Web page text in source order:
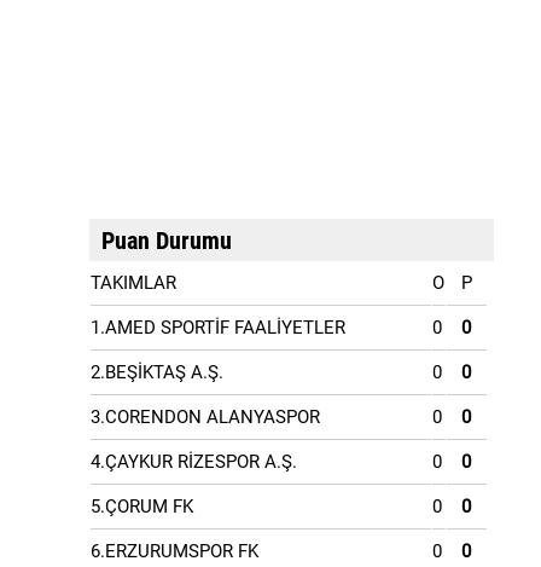
Puan Durumu
TAKIMLAR O P
1.AMED SPORTİF FAALİYETLER 0 0
2.BEŞİKTAŞ A.Ş. 0 0
3.CORENDON ALANYASPOR 0 0
4.ÇAYKUR RİZESPOR A.Ş. 0 0
5.ÇORUM FK 0 0
6.ERZURUMSPOR FK 0 0